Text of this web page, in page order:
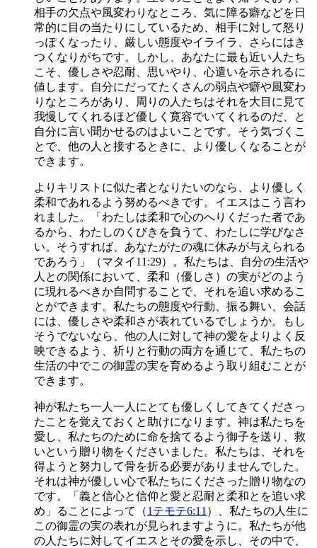
相手の欠点や風変わりなところ、気に障る癖などを日
常的に目の当たりにしているため、相手に対して怒り
っぽくなったり、厳しい態度やイライラ、さらにはき
つくなりがちです。しかし、あなたに最も近い人たち
こそ、優しさや忍耐、思いやり、心遣いを示されるに
値します。自分にだってたくさんの弱点や癖や風変わ
りなところがあり、周りの人たちはそれを大目に見て
我慢してくれるほど優しく寛容でいてくれるのだ、と
自分に言い聞かせるのはよいことです。そう気づくこ
とで、他の人と接するときに、より優しくなることが
できます。
よりキリストに似た者となりたいのなら、より優しく
柔和であれるよう努めるべきです。イエスはこう言わ
れました。「わたしは柔和で心のへりくだった者であ
るから、わたしのくびきを負うて、わたしに学びなさ
い。そうすれば、あなたがたの魂に休みが与えられる
であろう」（マタイ11:29）。私たちは、自分の生活や
人との関係において、柔和（優しさ）の実がどのよう
に現れるべきか自問することで、それを追い求めるこ
とができます。私たちの態度や行動、振る舞い、会話
には、優しさや柔和さが表れているでしょうか。もし
そうでないなら、他の人に対して神の愛をよりよく反
映できるよう、祈りと行動の両方を通じて、私たちの
生活の中でこの御霊の実を育めるよう取り組むことが
できます。
神が私たち一人一人にとても優しくしてきてくださっ
たことを覚えておくと助けになります。神は私たちを
愛し、私たちのために命を捨てるよう御子を送り、救
いという贈り物をくださいました。私たちは、それを
得ようと努力して骨を折る必要がありませんでした。
それは神が優しい心で私たちにくださった贈り物なの
です。「義と信心と信仰と愛と忍耐と柔和とを追い求
め」ることによって（1テモテ6:11 ）、私たちの人生に
この御霊の実の表れが見られますように。私たちが他
の人たちに対してイエスとその愛を示し、その中で、